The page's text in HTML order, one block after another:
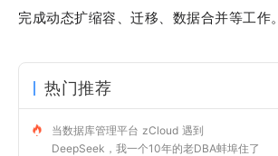
完成动态扩缩容、迁移、数据合并等工作。
热门推荐
当数据库管理平台 zCloud 遇到
DeepSeek，我一个10年的老DBA蚌埠住了